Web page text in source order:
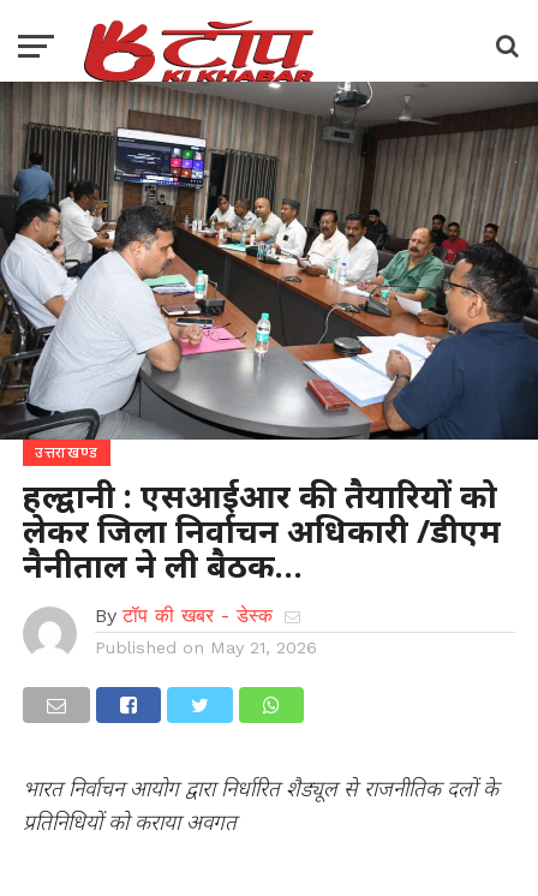
उत्तराखण्ड
हल्द्वानी : एसआईआर की तैयारियों को
लेकर जिला निर्वाचन अधिकारी /डीएम
नैनीताल ने ली बैठक…
By टॉप की खबर - डेस्क
Published on May 21, 2026
भारत निर्वाचन आयोग द्वारा निर्धारित शैड्यूल से राजनीतिक दलों के
प्रतिनिधियों को कराया अवगत